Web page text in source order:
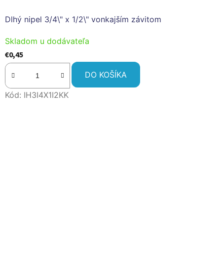
Dlhý nipel 3/4\" x 1/2\" vonkajším závitom
Skladom u dodávateľa
€0,45
DO KOŠÍKA
Kód: IH3I4X1I2KK